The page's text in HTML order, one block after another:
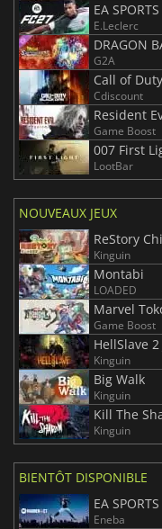
EA
E.Leclerc
G2A
Call of
Cdiscount
Resident
Game Boost
007 First
LootBar
NOUVEAUX JEUX
ReStory
Kinguin
Montabi
LOADED
Marvel
Game Boost
HellSlave
Kinguin
Big Walk
Kinguin
Kill The
Kinguin
BIENTÔT DISPONIBLE
EA
Eneba